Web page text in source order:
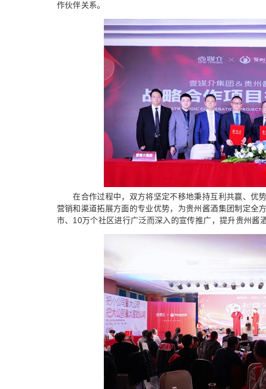
作伙伴关系。
在合作过程中，双方将坚定不移地秉持互利共赢、优
营销和渠道拓展方面的专业优势，为贵州酱酒集团制定全
市、10万个社区进行广泛而深入的宣传推广，提升贵州酱